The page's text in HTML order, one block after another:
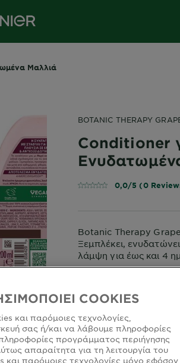
Μαλλιά
6 7
SLIDE 8
SLIDE 9SLIDE 10
BOTANIC THERAPY
Conditioner
0,0/5 (0
Botanic Therapy
Ξεμπλέκει,
λάμψη για έως και 4
COOKIES
και παρόμοιες τεχνολογίες,
σας ή/και να λάβουμε πληροφορίες
προγράμματος περιήγησης
απαραίτητα για τη λειτουργία του
παρόμοιες τεχνολογίες μόνο εφόσον